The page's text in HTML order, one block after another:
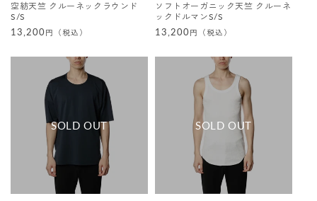
元
:
空紡天竺 クルーネックラウンド
S/S
通
価
13,200円（税込）
元
ソフトオーガニック天竺 クルーネ
ックドルマンS/S
通
価
13,200円（税込）